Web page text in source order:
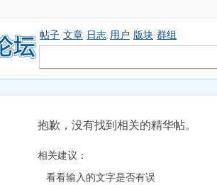
帖子 文章 日志 用户 版块 群组
抱歉，没有找到相关的精华帖。
相关建议：
看看输入的文字是否有误